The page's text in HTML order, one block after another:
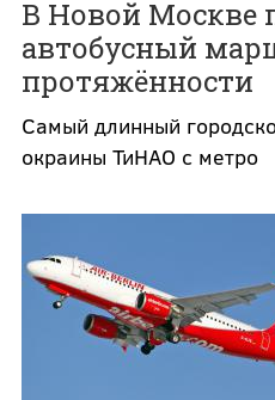
В Новой Москве
автобусный
протяжённости
Самый длинный
окраины ТиНАО с метро